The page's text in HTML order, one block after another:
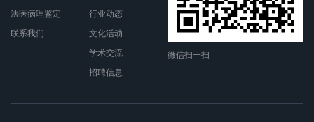
法医病理鉴定
联系我们
行业动态
文化活动
学术交流
招聘信息
微信扫一扫